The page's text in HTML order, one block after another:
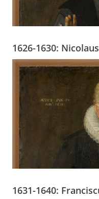
1626-1630:
1631-1640: